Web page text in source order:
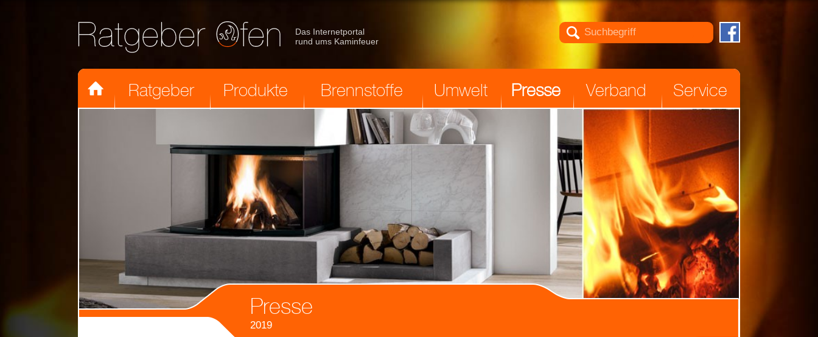
Das Internetportal
rund ums Kaminfeuer

 Ratgeber Produkte Brennstoffe Umwelt Presse Verband Service
Presse
2019